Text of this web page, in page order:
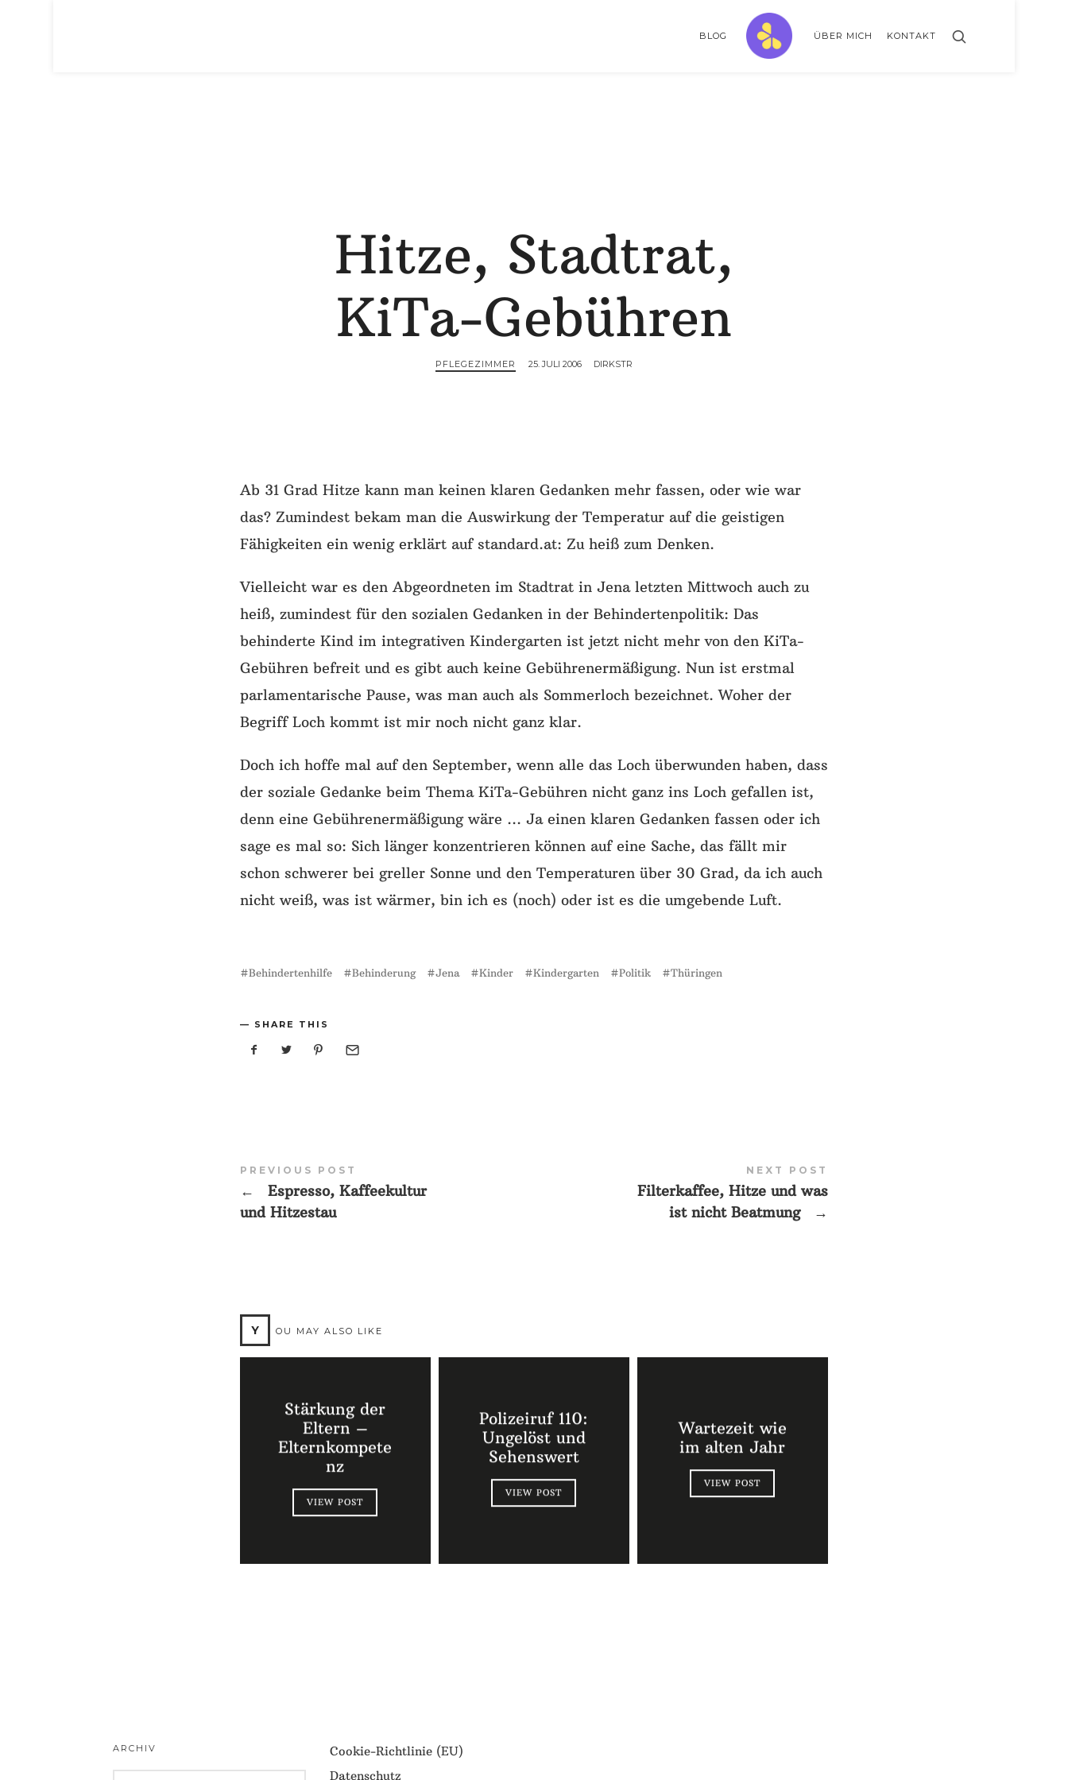
BLOG ZitronenBitter
ÜBER MICH KONTAKT
Hitze, Stadtrat,
KiTa-Gebühren
PFLEGEZIMMER 25. JULI 2006 DIRKSTR
Ab 31 Grad Hitze kann man keinen klaren Gedanken mehr fassen, oder wie war
das? Zumindest bekam man die Auswirkung der Temperatur auf die geistigen
Fähigkeiten ein wenig erklärt auf standard.at: Zu heiß zum Denken.
Vielleicht war es den Abgeordneten im Stadtrat in Jena letzten Mittwoch auch zu
heiß, zumindest für den sozialen Gedanken in der Behindertenpolitik: Das
behinderte Kind im integrativen Kindergarten ist jetzt nicht mehr von den KiTa-
Gebühren befreit und es gibt auch keine Gebührenermäßigung. Nun ist erstmal
parlamentarische Pause, was man auch als Sommerloch bezeichnet. Woher der
Begriff Loch kommt ist mir noch nicht ganz klar.
Doch ich hoffe mal auf den September, wenn alle das Loch überwunden haben, dass
der soziale Gedanke beim Thema KiTa-Gebühren nicht ganz ins Loch gefallen ist,
denn eine Gebührenermäßigung wäre … Ja einen klaren Gedanken fassen oder ich
sage es mal so: Sich länger konzentrieren können auf eine Sache, das fällt mir
schon schwerer bei greller Sonne und den Temperaturen über 30 Grad, da ich auch
nicht weiß, was ist wärmer, bin ich es (noch) oder ist es die umgebende Luft.
Behindertenhilfe Behinderung Jena Kinder Kindergarten Politik Thüringen
SHARE THIS
PREVIOUS POST
←
Espresso, Kaffeekultur
und Hitzestau
NEXT POST
Filterkaffee, Hitze und was
ist nicht Beatmung
→
Y OU MAY ALSO LIKE
Stärkung der
Eltern –
Elternkompete
nz
VIEW POST
Polizeiruf 110:
Ungelöst und
Sehenswert
VIEW POST
Wartezeit wie
im alten Jahr
VIEW POST
ARCHIV
Cookie-Richtlinie (EU)
Datenschutz